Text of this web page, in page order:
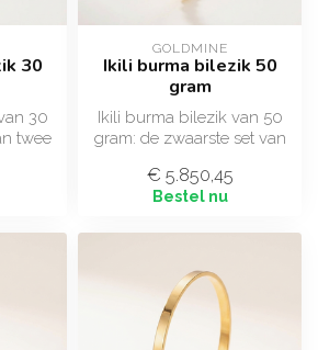
30
30
twee
GOLDMINE
Ikili burma bilezik 50
gram
Ikili burma bilezik van 50
gram: de zwaarste set van
armbanden in...
€ 5.850,45
Bestel nu